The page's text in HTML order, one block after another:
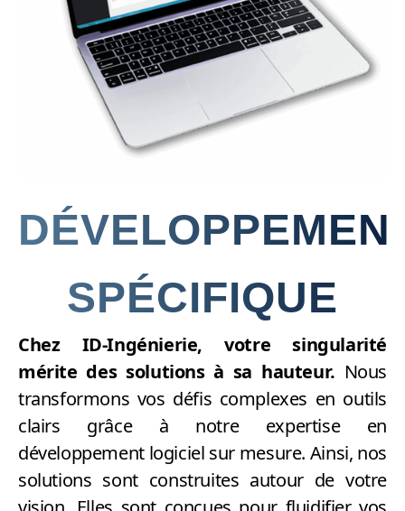
SPÉCIFIQUE
Chez ID-Ingénierie, votre singularité
mérite des solutions à sa hauteur. Nous
transformons vos défis complexes en outils
clairs grâce à notre expertise en
développement logiciel sur mesure. Ainsi, nos
solutions sont construites autour de votre